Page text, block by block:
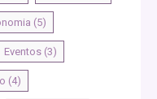
(5)
Eventos (3)
(4)